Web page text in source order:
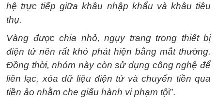
hệ trực tiếp giữa khâu nhập khẩu và khâu tiêu
thụ.
Vàng được chia nhỏ, ngụy trang trong thiết bị
điện tử nên rất khó phát hiện bằng mắt thường.
Đồng thời, nhóm này còn sử dụng công nghệ để
liên lạc, xóa dữ liệu điện tử và chuyển tiền qua
tiền ảo nhằm che giấu hành vi phạm tội”.